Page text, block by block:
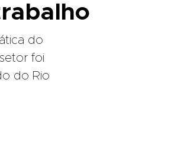
do
foi
do Rio